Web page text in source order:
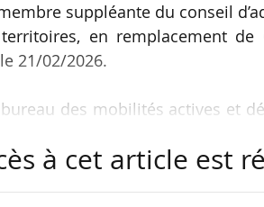
suppléante du conseil
en remplacement de
21/02/2026.
des mobilités actives et
à cet article est